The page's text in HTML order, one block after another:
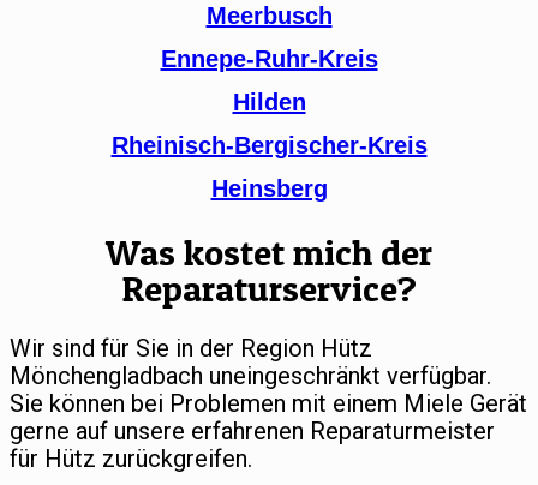
Meerbusch
Ennepe-Ruhr-Kreis
Hilden
Rheinisch-Bergischer-Kreis
Heinsberg
Was kostet mich der
Reparaturservice?
Wir sind für Sie in der Region Hütz
Mönchengladbach uneingeschränkt verfügbar.
Sie können bei Problemen mit einem Miele Gerät
gerne auf unsere erfahrenen Reparaturmeister
für Hütz zurückgreifen.